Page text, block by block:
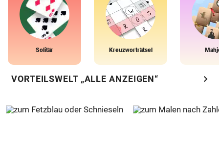
Solitär Kreuzworträtsel
VORTEILSWELT „ALLE ANZEIGEN“ chevron_right